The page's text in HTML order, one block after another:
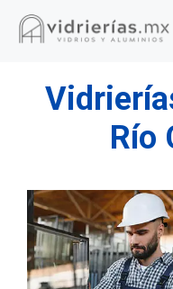
Saltar
Río